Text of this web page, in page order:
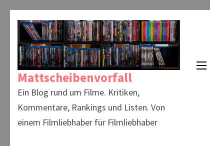
springen
(Enter
drücken)
Mattscheibenvorfall
Ein Blog rund um Filme. Kritiken,
Kommentare, Rankings und Listen. Von
einem Filmliebhaber für Filmliebhaber